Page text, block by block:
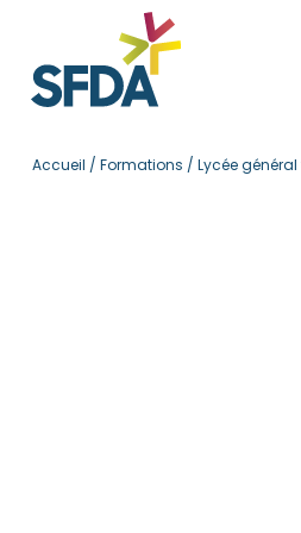
Accueil / Formations / Lycée